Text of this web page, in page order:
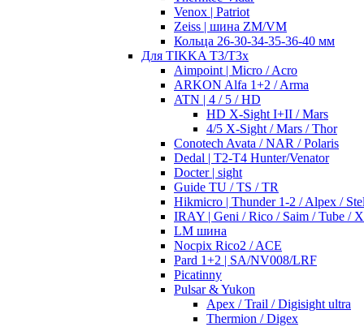
Venox | Patriot
Zeiss | шина ZM/VM
Кольца 26-30-34-35-36-40 мм
Для TIKKA T3/T3x
Aimpoint | Micro / Acro
ARKON Alfa 1+2 / Arma
ATN | 4 / 5 / HD
HD X-Sight I+II / Mars
4/5 X-Sight / Mars / Thor
Conotech Avata / NAR / Polaris
Dedal | T2-T4 Hunter/Venator
Docter | sight
Guide TU / TS / TR
Hikmicro | Thunder 1-2 / Alpex /
IRAY | Geni / Rico / Saim / Tube /
LM шина
Nocpix Rico2 / ACE
Pard 1+2 | SA/NV008/LRF
Picatinny
Pulsar & Yukon
Apex / Trail / Digisight ultra
Thermion / Digex